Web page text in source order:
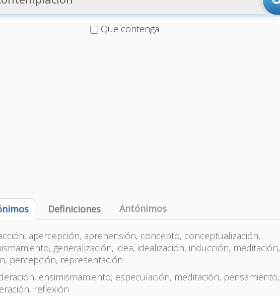
Que contenga
Definiciones Antónimos
apercepción, aprehensión, concepto, conceptualización,
generalización, idea, idealización, inducción, meditación,
percepción, representación
ensimismamiento, especulación, meditación, pensamiento,
reflexión